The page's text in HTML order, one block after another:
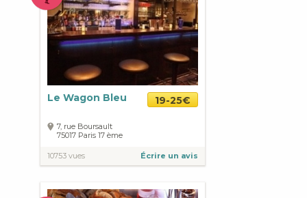
Le Wagon Bleu 19-25€
7, rue Boursault
75017 Paris 17 ème
10753 vues Écrire un avis